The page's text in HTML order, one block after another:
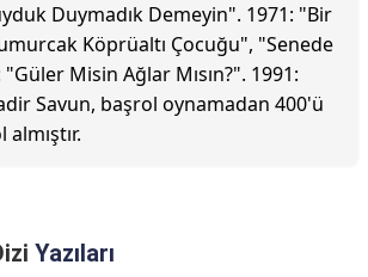
Duymadık Demeyin". 1971: "Bir
Köprüaltı Çocuğu", "Senede
Misin Ağlar Mısın?". 1991:
Savun, başrol oynamadan 400'ü
Yazıları